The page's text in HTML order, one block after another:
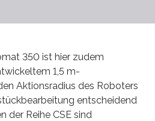
350 ist hier zudem
1,5 m-
Aktionsradius des Roboters
entscheidend
der Reihe CSE sind